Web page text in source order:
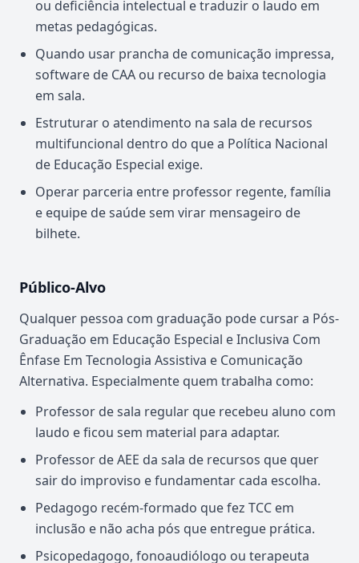
ou deficiência intelectual e traduzir o laudo em
metas pedagógicas.
Quando usar prancha de comunicação impressa,
software de CAA ou recurso de baixa tecnologia
em sala.
Estruturar o atendimento na sala de recursos
multifuncional dentro do que a Política Nacional
de Educação Especial exige.
Operar parceria entre professor regente, família
e equipe de saúde sem virar mensageiro de
bilhete.
Público-Alvo
Qualquer pessoa com graduação pode cursar a Pós-
Graduação em Educação Especial e Inclusiva Com
Ênfase Em Tecnologia Assistiva e Comunicação
Alternativa. Especialmente quem trabalha como:
Professor de sala regular que recebeu aluno com
laudo e ficou sem material para adaptar.
Professor de AEE da sala de recursos que quer
sair do improviso e fundamentar cada escolha.
Pedagogo recém-formado que fez TCC em
inclusão e não acha pós que entregue prática.
Psicopedagogo, fonoaudiólogo ou terapeuta